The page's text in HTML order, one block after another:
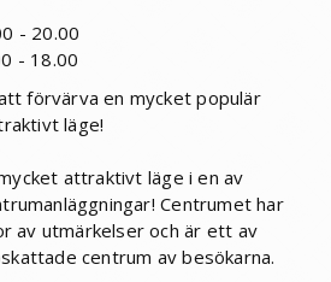
- 20.00
- 18.00
förvärva en mycket populär
läge!
attraktivt läge i en av
Centrumet har
av utmärkelser och är ett av
centrum av besökarna.